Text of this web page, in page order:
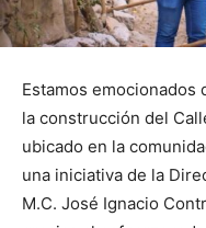
Estamos emocionados
la construcción del
ubicado en la
una iniciativa de la
M.C. José Ignacio